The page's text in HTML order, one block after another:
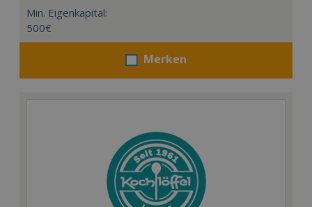
Min. Eigenkapital:
500€
Merken